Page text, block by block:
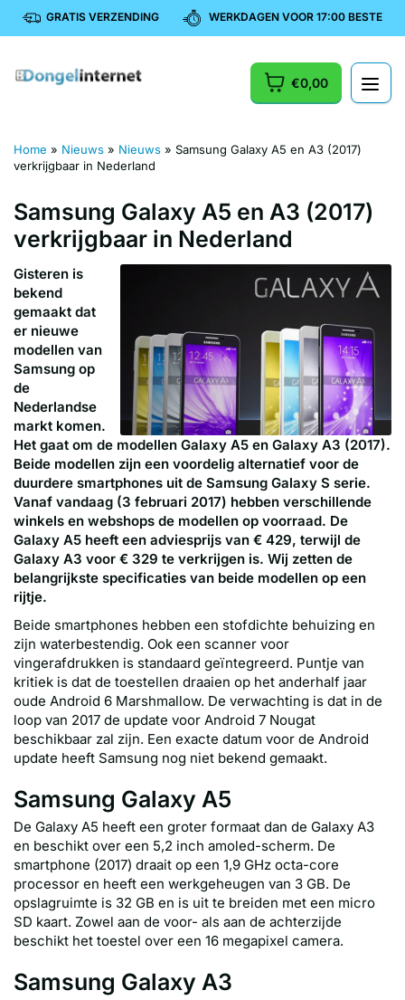
GRATIS VERZENDING WERKDAGEN VOOR 17:00 BESTELD,
€0,00
Home » Nieuws » Nieuws » Samsung Galaxy A5 en A3 (2017)
verkrijgbaar in Nederland
Samsung Galaxy A5 en A3 (2017)
verkrijgbaar in Nederland
Gisteren is
bekend
gemaakt dat
er nieuwe
modellen van
Samsung op
de
Nederlandse
markt komen.
Het gaat om de modellen Galaxy A5 en Galaxy A3 (2017).
Beide modellen zijn een voordelig alternatief voor de
duurdere smartphones uit de Samsung Galaxy S serie.
Vanaf vandaag (3 februari 2017) hebben verschillende
winkels en webshops de modellen op voorraad. De
Galaxy A5 heeft een adviesprijs van € 429, terwijl de
Galaxy A3 voor € 329 te verkrijgen is. Wij zetten de
belangrijkste specificaties van beide modellen op een
rijtje.
Beide smartphones hebben een stofdichte behuizing en
zijn waterbestendig. Ook een scanner voor
vingerafdrukken is standaard geïntegreerd. Puntje van
kritiek is dat de toestellen draaien op het anderhalf jaar
oude Android 6 Marshmallow. De verwachting is dat in de
loop van 2017 de update voor Android 7 Nougat
beschikbaar zal zijn. Een exacte datum voor de Android
update heeft Samsung nog niet bekend gemaakt.
Samsung Galaxy A5
De Galaxy A5 heeft een groter formaat dan de Galaxy A3
en beschikt over een 5,2 inch amoled-scherm. De
smartphone (2017) draait op een 1,9 GHz octa-core
processor en heeft een werkgeheugen van 3 GB. De
opslagruimte is 32 GB en is uit te breiden met een micro
SD kaart. Zowel aan de voor- als aan de achterzijde
beschikt het toestel over een 16 megapixel camera.
Samsung Galaxy A3